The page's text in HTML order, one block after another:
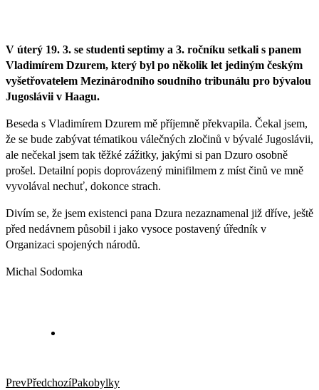
V úterý 19. 3. se studenti septimy a 3. ročníku setkali s panem
Vladimírem Dzurem, který byl po několik let jediným českým
vyšetřovatelem Mezinárodního soudního tribunálu pro bývalou
Jugoslávii v Haagu.
Beseda s Vladimírem Dzurem mě příjemně překvapila. Čekal jsem,
že se bude zabývat tématikou válečných zločinů v bývalé Jugoslávii,
ale nečekal jsem tak těžké zážitky, jakými si pan Dzuro osobně
prošel. Detailní popis doprovázený minifilmem z míst činů ve mně
vyvolával nechuť, dokonce strach.
Divím se, že jsem existenci pana Dzura nezaznamenal již dříve, ještě
před nedávnem působil i jako vysoce postavený úředník v
Organizaci spojených národů.
Michal Sodomka
PrevPředchozíPakobylky